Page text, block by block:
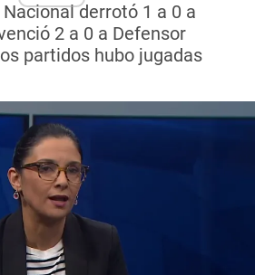
derrotó 1 a 0 a
2 a 0 a Defensor
partidos hubo jugadas